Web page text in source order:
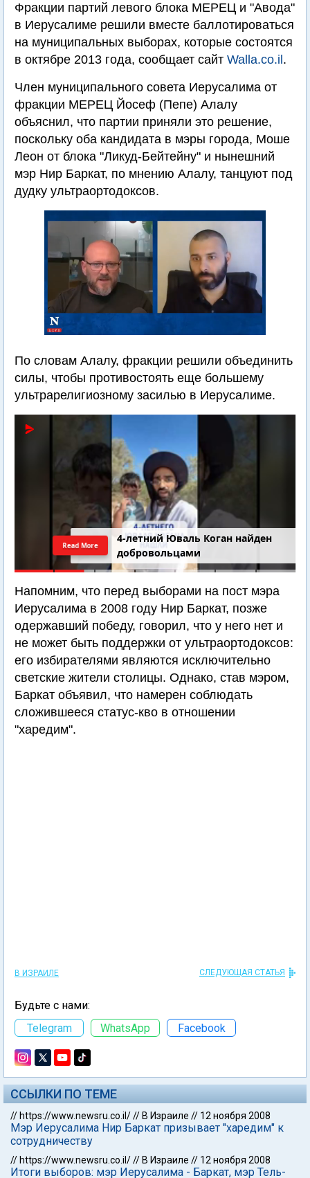
Фракции партий левого блока МЕРЕЦ и "Авода"
в Иерусалиме решили вместе баллотироваться
на муниципальных выборах, которые состоятся
в октябре 2013 года, сообщает сайт Walla.co.il .
Член муниципального совета Иерусалима от
фракции МЕРЕЦ Йосеф (Пепе) Алалу
объяснил, что партии приняли это решение,
поскольку оба кандидата в мэры города, Моше
Леон от блока "Ликуд-Бейтейну" и нынешний
мэр Нир Баркат, по мнению Алалу, танцуют под
дудку ультраортодоксов.
По словам Алалу, фракции решили объединить
силы, чтобы противостоять еще большему
ультрарелигиозному засилью в Иерусалиме.
4-летний Юваль Коган найден
добровольцами
Read More
Напомним, что перед выборами на пост мэра
Иерусалима в 2008 году Нир Баркат, позже
одержавший победу, говорил, что у него нет и
не может быть поддержки от ультраортодоксов:
его избирателями являются исключительно
светские жители столицы. Однако, став мэром,
Баркат объявил, что намерен соблюдать
сложившееся статус-кво в отношении
"харедим".
В ИЗРАИЛЕ СЛЕДУЮЩАЯ СТАТЬЯ
Будьте с нами:
Telegram
WhatsApp Facebook
ССЫЛКИ ПО ТЕМЕ
// https://www.newsru.co.il/// В Израиле // 12 ноября 2008
Мэр Иерусалима Нир Баркат призывает "харедим" к
сотрудничеству
// https://www.newsru.co.il/// В Израиле // 12 ноября 2008
Итоги выборов: мэр Иерусалима - Баркат, мэр Тель-